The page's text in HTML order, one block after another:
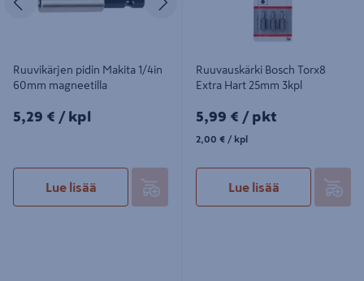
Ruuvikärjen pidin Makita 1/4in
60mm magneetilla
5,29€/kpl
5,29 € / kpl
Lue lisää
Ruuvauskärki Bosch Torx8
Extra Hart 25mm 3kpl
5,99€/pkt
5,99 € / pkt
2,00€/kpl
2,00 € / kpl
Lue lisää